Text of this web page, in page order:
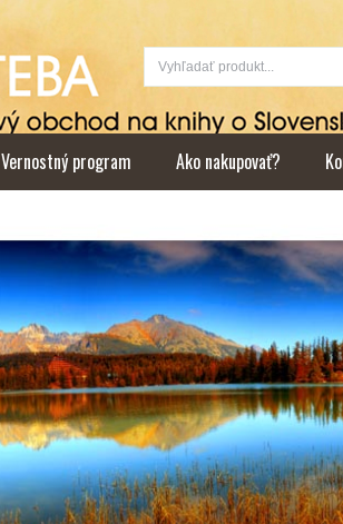
Vernostný program Ako nakupovať?